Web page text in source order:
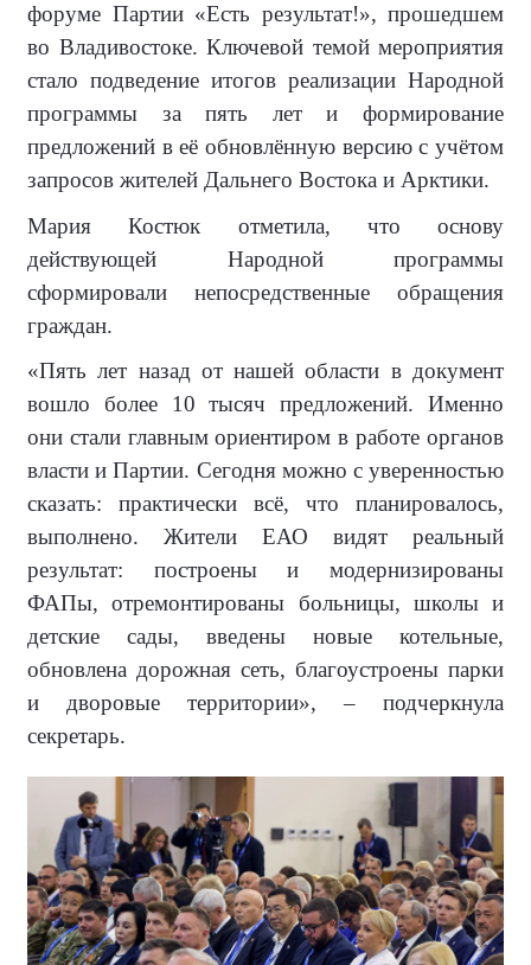
форуме Партии «Есть результат!», прошедшем
во Владивостоке. Ключевой темой мероприятия
стало подведение итогов реализации Народной
программы за пять лет и формирование
предложений в её обновлённую версию с учётом
запросов жителей Дальнего Востока и Арктики.
Мария Костюк отметила, что основу
действующей Народной программы
сформировали непосредственные обращения
граждан.
«Пять лет назад от нашей области в документ
вошло более 10 тысяч предложений. Именно
они стали главным ориентиром в работе органов
власти и Партии. Сегодня можно с уверенностью
сказать: практически всё, что планировалось,
выполнено. Жители ЕАО видят реальный
результат: построены и модернизированы
ФАПы, отремонтированы больницы, школы и
детские сады, введены новые котельные,
обновлена дорожная сеть, благоустроены парки
и дворовые территории», – подчеркнула
секретарь.